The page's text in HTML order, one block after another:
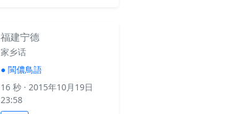
福建宁德
家乡话
● 閩儂鳥語
16 秒 · 2015年10月19日
23:58